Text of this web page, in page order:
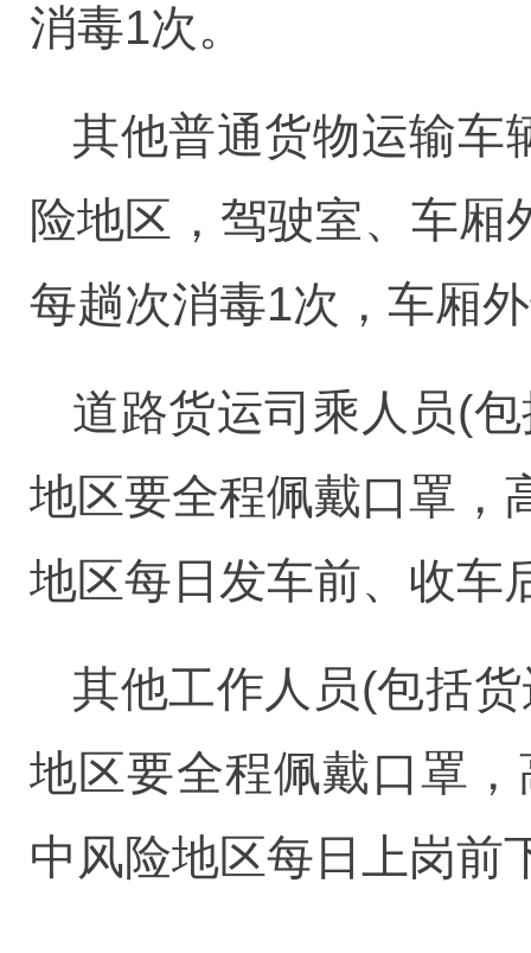
消毒1次。
其他普通货物运输车
险地区，驾驶室、车
每趟次消毒1次，车厢
道路货运司乘人员(
地区要全程佩戴口罩，
地区每日发车前、收车
其他工作人员(包括
地区要全程佩戴口罩
中风险地区每日上岗前